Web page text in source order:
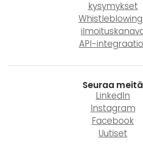
kysymykset
API-
Seuraa meitä
LinkedIn
Instagram
Facebook
Uutiset